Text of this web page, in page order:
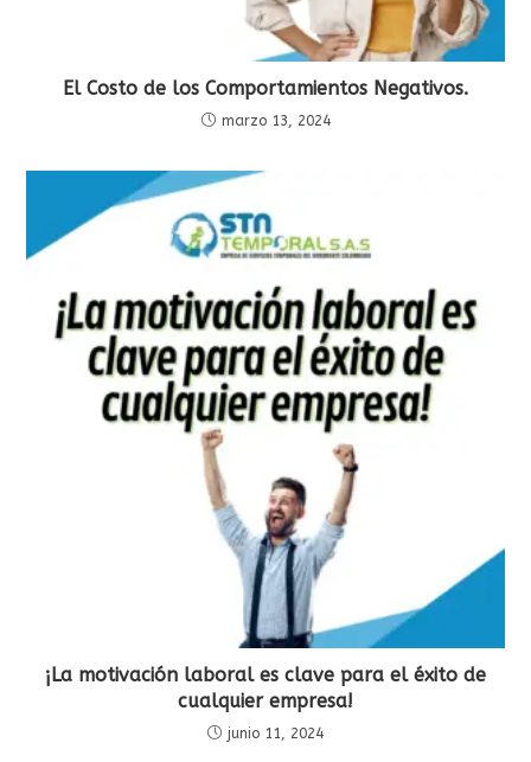
El Costo de los Comportamientos Negativos.
marzo 13, 2024
¡La motivación laboral es clave para el éxito de
cualquier empresa!
junio 11, 2024